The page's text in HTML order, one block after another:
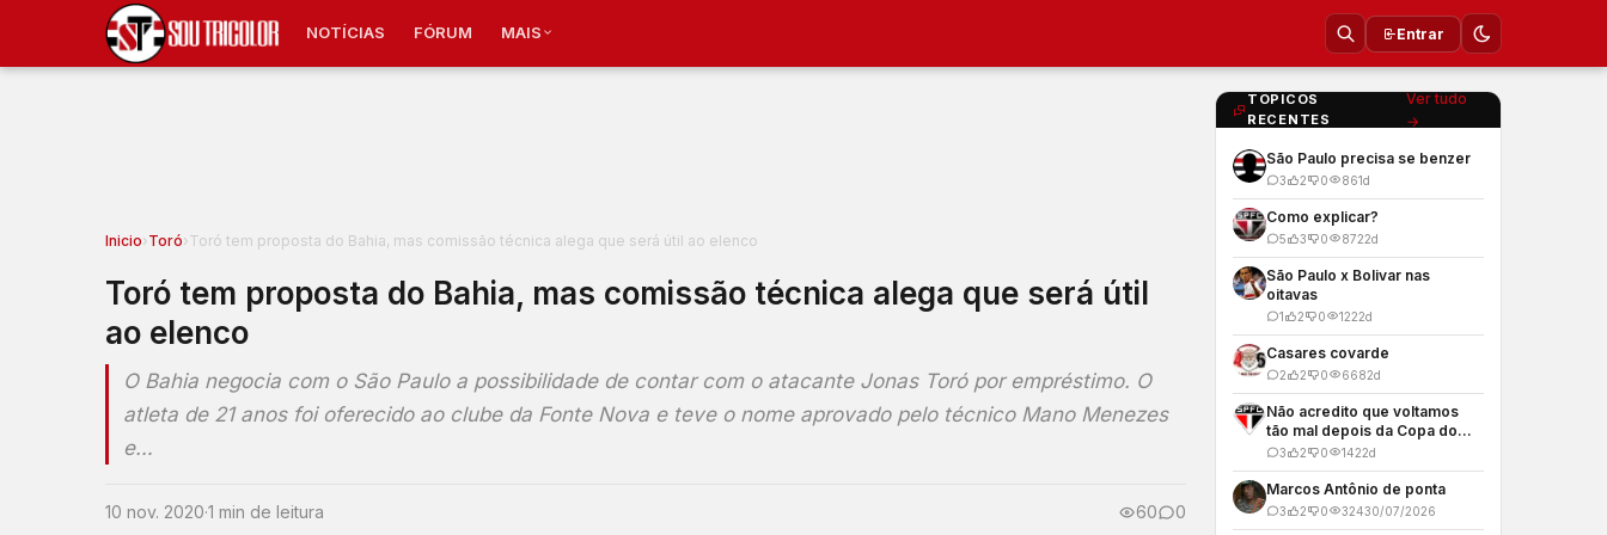
NOTÍCIAS FÓRUM MAIS Entrar
Inicio›Toró›Toró tem proposta do Bahia, mas comissão técnica alega que será útil ao elenco
Toró tem proposta do Bahia, mas comissão técnica alega que será útil
ao elenco
O Bahia negocia com o São Paulo a possibilidade de contar com o atacante Jonas Toró por empréstimo. O
atleta de 21 anos foi oferecido ao clube da Fonte Nova e teve o nome aprovado pelo técnico Mano Menezes
e…
10 nov. 2020·1 min de leitura 60 0
TOPICOS
RECENTES
Ver tudo
→
São Paulo precisa se benzer
3 2 0 861d
Como explicar?
5 3 0 8722d
São Paulo x Bolivar nas
oitavas
1 2 0 1222d
Casares covarde
2 2 0 6682d
Não acredito que voltamos
tão mal depois da Copa do
Mundo
3 2 0 1422d
Marcos Antônio de ponta
3 2 0 32430/07/2026